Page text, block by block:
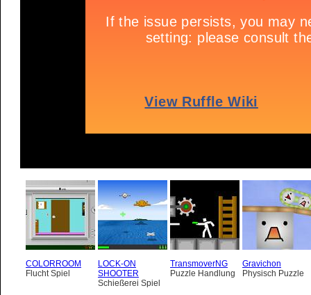
COLORROOM
Flucht Spiel
LOCK-ON
SHOOTER
Schießerei Spiel
TransmoverNG
Puzzle Handlung
Gravichon
Physisch Puzzle